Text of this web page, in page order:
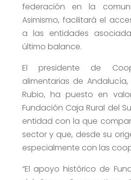
federación en la
Asimismo, facilitará el
a las entidades
último balance.
El presidente de
alimentarias de
Rubio, ha puesto en
Fundación Caja Rural del
entidad con la que
sector y que, desde su
especialmente con las
“El apoyo histórico de